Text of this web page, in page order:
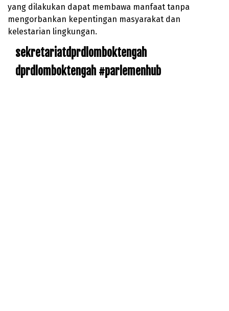
yang dilakukan dapat membawa manfaat tanpa
mengorbankan kepentingan masyarakat dan
kelestarian lingkungan.
sekretariatdprdlomboktengah
dprdlomboktengah #parlemenhub